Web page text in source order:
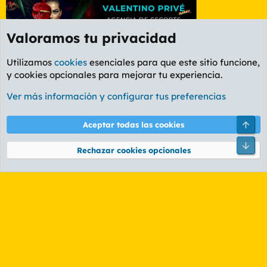
Foro General
Cookies
PL OLDSTYLE AMARILLO
Términos y reglas Política de privacidad Ayuda
Community platform by XenForo® © 2010-2026 XenForo Ltd.
Valoramos tu privacidad
Utilizamos cookies esenciales para que este sitio funcione,
y cookies opcionales para mejorar tu experiencia.
Ver más información y configurar tus preferencias
Aceptar todas las cookies
Rechazar cookies opcionales
Pie